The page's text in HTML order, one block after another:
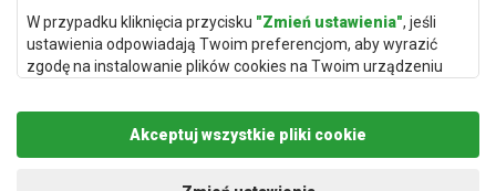
W przypadku kliknięcia przycisku "Zmień ustawienia", jeśli
ustawienia odpowiadają Twoim preferencjom, aby wyrazić
zgodę na instalowanie plików cookies na Twoim urządzeniu
"Zapisz i zaakceptuj".
Podstawą przetwarzania danych osobowych, w zakresie w
Akceptuj wszystkie pliki cookie
Dywany Częstochowa